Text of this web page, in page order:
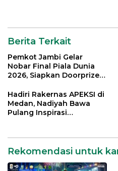
Berita Terkait
Pemkot Jambi Gelar
Nobar Final Piala Dunia
2026, Siapkan Doorprize
Gratis
Hadiri Rakernas APEKSI di
Medan, Nadiyah Bawa
Pulang Inspirasi
Rekomendasi untuk